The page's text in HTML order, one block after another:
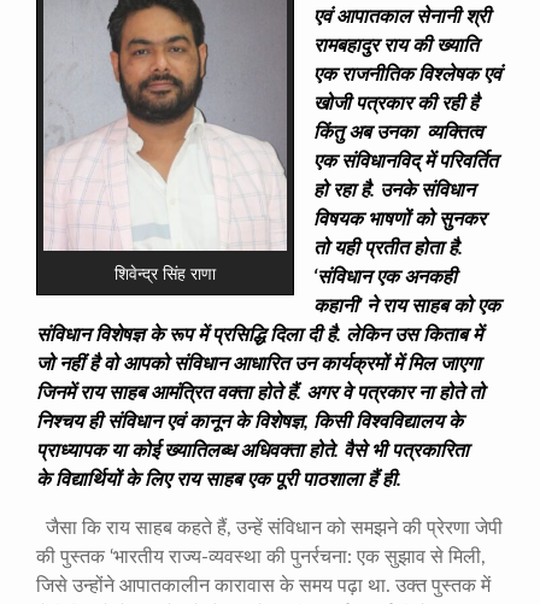
शिवेन्द्र सिंह राणा
एवं आपातकाल सेनानी श्री
रामबहादुर राय की ख्याति
एक राजनीतिक विश्लेषक एवं
खोजी पत्रकार की रही है
किंतु अब उनका व्यक्तित्व
एक संविधानविद् में परिवर्तित
हो रहा है. उनके संविधान
विषयक भाषणों को सुनकर
तो यही प्रतीत होता है.
‘संविधान एक अनकही
कहानी’ ने राय साहब को एक
संविधान विशेषज्ञ के रूप में प्रसिद्धि दिला दी है. लेकिन उस किताब में
जो नहीं है वो आपको संविधान आधारित उन कार्यक्रमों में मिल जाएगा
जिनमें राय साहब आमंत्रित वक्ता होते हैं. अगर वे पत्रकार ना होते तो
निश्चय ही संविधान एवं कानून के विशेषज्ञ, किसी विश्वविद्यालय के
प्राध्यापक या कोई ख्यातिलब्ध अधिवक्ता होते. वैसे भी पत्रकारिता
के विद्यार्थियों के लिए राय साहब एक पूरी पाठशाला हैं ही.
जैसा कि राय साहब कहते हैं, उन्हें संविधान को समझने की प्रेरणा जेपी
की पुस्तक ‘भारतीय राज्य-व्यवस्था की पुनर्रचना: एक सुझाव से मिली,
जिसे उन्होंने आपातकालीन कारावास के समय पढ़ा था. उक्त पुस्तक में